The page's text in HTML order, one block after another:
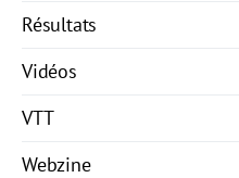
Résultats
Vidéos
VTT
Webzine